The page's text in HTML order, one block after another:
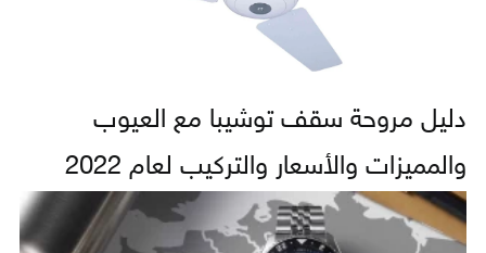
دليل مروحة سقف توشيبا مع العيوب
والمميزات والأسعار والتركيب لعام 2022